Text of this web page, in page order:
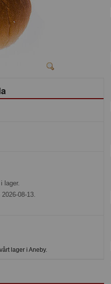
lager.
08-13.
lager i Aneby.